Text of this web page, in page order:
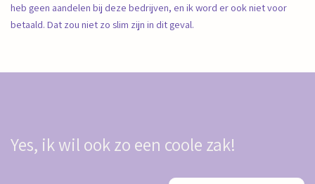
heb geen aandelen bij deze bedrijven, en ik word er ook niet voor
betaald. Dat zou niet zo slim zijn in dit geval.
Yes, ik wil ook zo een coole zak!